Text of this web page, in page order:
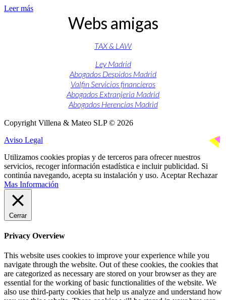
Leer más
Webs amigas
TAX & LAW
Ley Madrid
Abogados Despidos Madrid
Valfin Servicios financieros
Abogados Extranjeria Madrid
Abogados Herencias Madrid
Copyright Villena & Mateo SLP © 2026
Aviso Legal
Utilizamos cookies propias y de terceros para ofrecer nuestros
servicios, recoger información estadística e incluir publicidad. Si
continúa navegando, acepta su instalación y uso. Aceptar Rechazar
Mas Información
Cerrar
Privacy Overview
This website uses cookies to improve your experience while you
navigate through the website. Out of these cookies, the cookies that
are categorized as necessary are stored on your browser as they are
essential for the working of basic functionalities of the website. We
also use third-party cookies that help us analyze and understand how